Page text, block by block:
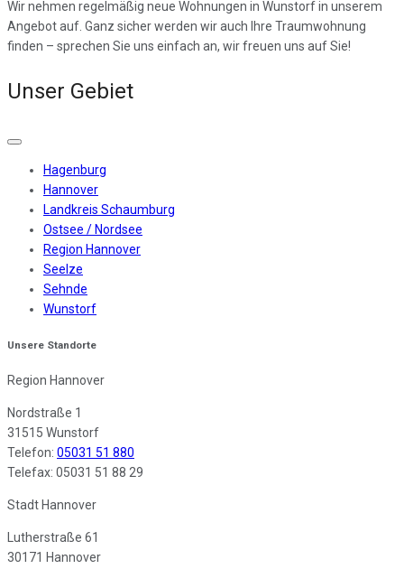
Wir nehmen regelmäßig neue Wohnungen in Wunstorf in unserem
Angebot auf. Ganz sicher werden wir auch Ihre Traumwohnung
finden – sprechen Sie uns einfach an, wir freuen uns auf Sie!
Unser Gebiet
Hagenburg
Hannover
Landkreis Schaumburg
Ostsee / Nordsee
Region Hannover
Seelze
Sehnde
Wunstorf
Unsere Standorte
Region Hannover
Nordstraße 1
31515 Wunstorf
Telefon: 05031 51 880
Telefax: 05031 51 88 29
Stadt Hannover
Lutherstraße 61
30171 Hannover